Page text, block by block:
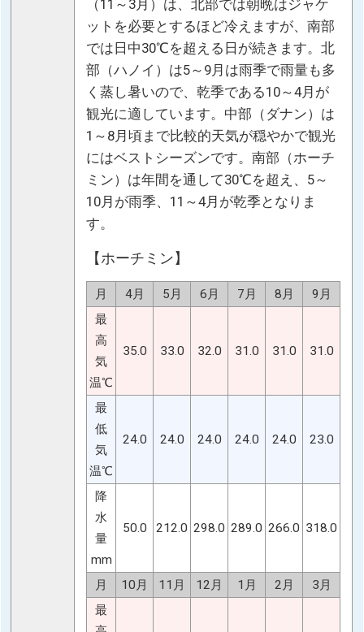
（11～3月）は、北部では朝晩はジャケ
ットを必要とするほど冷えますが、南部
では日中30℃を超える日が続きます。北
部（ハノイ）は5～9月は雨季で雨量も多
く蒸し暑いので、乾季である10～4月が
観光に適しています。中部（ダナン）は
1～8月頃まで比較的天気が穏やかで観光
にはベストシーズンです。南部（ホーチ
ミン）は年間を通して30℃を超え、5～
10月が雨季、11～4月が乾季となりま
す。
【ホーチミン】
月 4月 5月 6月 7月 8月
9月
最
高
気
温℃
35.0 33.0 32.0 31.0 31.0 31.0
最
低
気
温℃
24.0 24.0 24.0 24.0 24.0 23.0
降
水
量
mm
50.0 212.0 298.0 289.0 266.0 318.0
月 10月 11月 12月 1月 2月
3月
最